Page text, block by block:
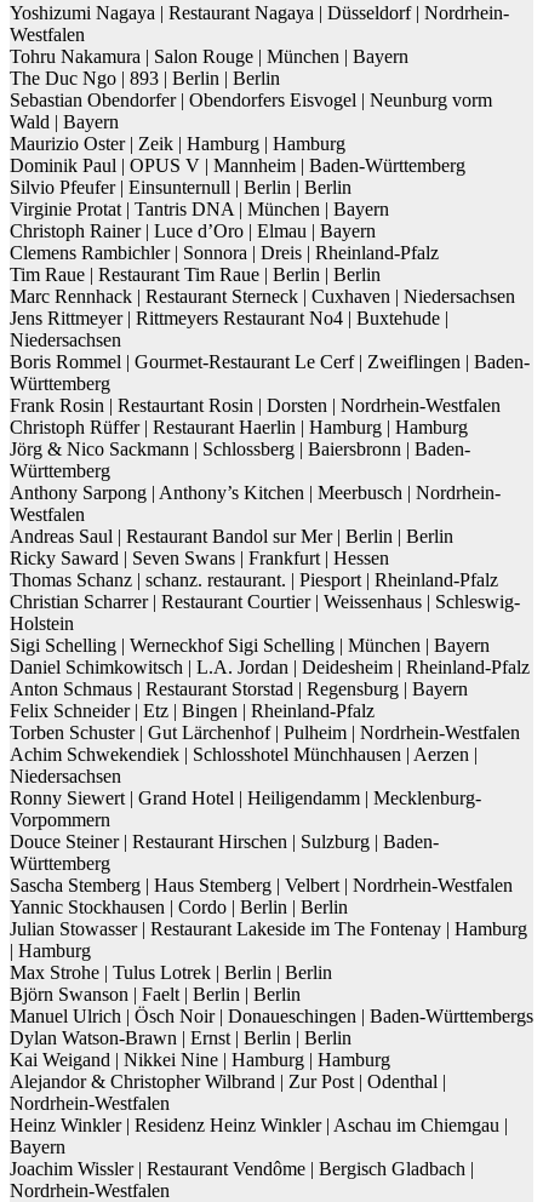
Yoshizumi Nagaya | Restaurant Nagaya | Düsseldorf | Nordrhein-
Westfalen
Tohru Nakamura | Salon Rouge | München | Bayern
The Duc Ngo | 893 | Berlin | Berlin
Sebastian Obendorfer | Obendorfers Eisvogel | Neunburg vorm
Wald | Bayern
Maurizio Oster | Zeik | Hamburg | Hamburg
Dominik Paul | OPUS V | Mannheim | Baden-Württemberg
Silvio Pfeufer | Einsunternull | Berlin | Berlin
Virginie Protat | Tantris DNA | München | Bayern
Christoph Rainer | Luce d’Oro | Elmau | Bayern
Clemens Rambichler | Sonnora | Dreis | Rheinland-Pfalz
Tim Raue | Restaurant Tim Raue | Berlin | Berlin
Marc Rennhack | Restaurant Sterneck | Cuxhaven | Niedersachsen
Jens Rittmeyer | Rittmeyers Restaurant No4 | Buxtehude |
Niedersachsen
Boris Rommel | Gourmet-Restaurant Le Cerf | Zweiflingen | Baden-
Württemberg
Frank Rosin | Restaurtant Rosin | Dorsten | Nordrhein-Westfalen
Christoph Rüffer | Restaurant Haerlin | Hamburg | Hamburg
Jörg & Nico Sackmann | Schlossberg | Baiersbronn | Baden-
Württemberg
Anthony Sarpong | Anthony’s Kitchen | Meerbusch | Nordrhein-
Westfalen
Andreas Saul | Restaurant Bandol sur Mer | Berlin | Berlin
Ricky Saward | Seven Swans | Frankfurt | Hessen
Thomas Schanz | schanz. restaurant. | Piesport | Rheinland-Pfalz
Christian Scharrer | Restaurant Courtier | Weissenhaus | Schleswig-
Holstein
Sigi Schelling | Werneckhof Sigi Schelling | München | Bayern
Daniel Schimkowitsch | L.A. Jordan | Deidesheim | Rheinland-Pfalz
Anton Schmaus | Restaurant Storstad | Regensburg | Bayern
Felix Schneider | Etz | Bingen | Rheinland-Pfalz
Torben Schuster | Gut Lärchenhof | Pulheim | Nordrhein-Westfalen
Achim Schwekendiek | Schlosshotel Münchhausen | Aerzen |
Niedersachsen
Ronny Siewert | Grand Hotel | Heiligendamm | Mecklenburg-
Vorpommern
Douce Steiner | Restaurant Hirschen | Sulzburg | Baden-
Württemberg
Sascha Stemberg | Haus Stemberg | Velbert | Nordrhein-Westfalen
Yannic Stockhausen | Cordo | Berlin | Berlin
Julian Stowasser | Restaurant Lakeside im The Fontenay | Hamburg
| Hamburg
Max Strohe | Tulus Lotrek | Berlin | Berlin
Björn Swanson | Faelt | Berlin | Berlin
Manuel Ulrich | Ösch Noir | Donaueschingen | Baden-Württembergs
Dylan Watson-Brawn | Ernst | Berlin | Berlin
Kai Weigand | Nikkei Nine | Hamburg | Hamburg
Alejandor & Christopher Wilbrand | Zur Post | Odenthal |
Nordrhein-Westfalen
Heinz Winkler | Residenz Heinz Winkler | Aschau im Chiemgau |
Bayern
Joachim Wissler | Restaurant Vendôme | Bergisch Gladbach |
Nordrhein-Westfalen